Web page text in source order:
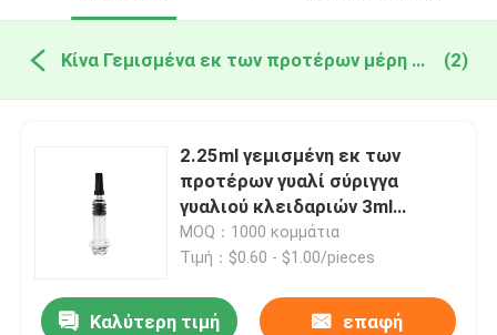
Κίνα Γεμισμένα εκ των προτέρων μέρη συρίγγων (2)
2.25ml γεμισμένη εκ των
προτέρων γυαλί σύριγγα
γυαλιού κλειδαριών 3ml
θελγήτρου μερών συρίγγων
MOQ：1000 κομμάτια
Τιμή：$0.60 - $1.00/pieces
Καλύτερη τιμή επαφή